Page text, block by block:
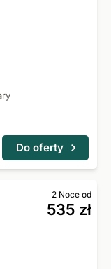
Do oferty
2 Noce od
535 zł